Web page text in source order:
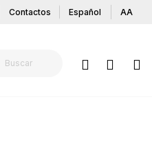
Contactos Español AA